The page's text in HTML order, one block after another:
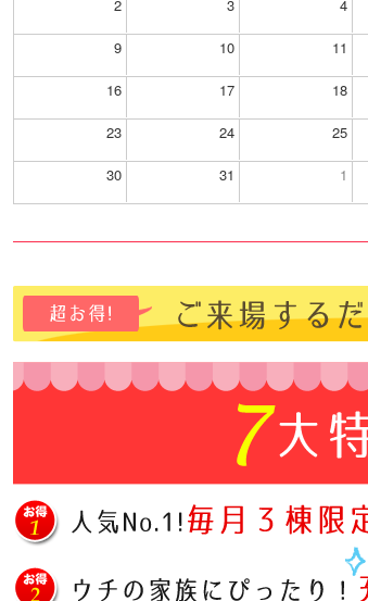
2 3 4
9 10 11
16 17 18
23 24 25
30 31 1